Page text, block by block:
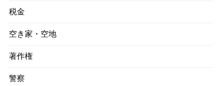
税金
空き家・空地
著作権
警察